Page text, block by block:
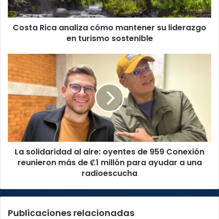
en
turismo
sostenible
Costa Rica analiza cómo mantener su liderazgo
en turismo sostenible
solidaridad
al
oyentes
de
959
Conexión
reunieron
más
para
a
La solidaridad al aire: oyentes de 959 Conexión
reunieron más de ₡1 millón para ayudar a una
radioescucha
Publicaciones relacionadas